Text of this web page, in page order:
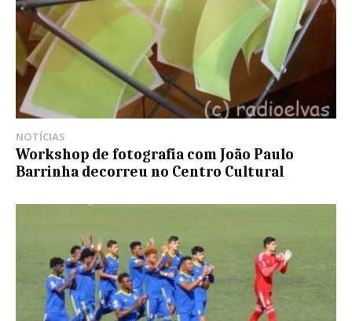
NOTÍCIAS
Workshop de fotografia com João Paulo
Barrinha decorreu no Centro Cultural